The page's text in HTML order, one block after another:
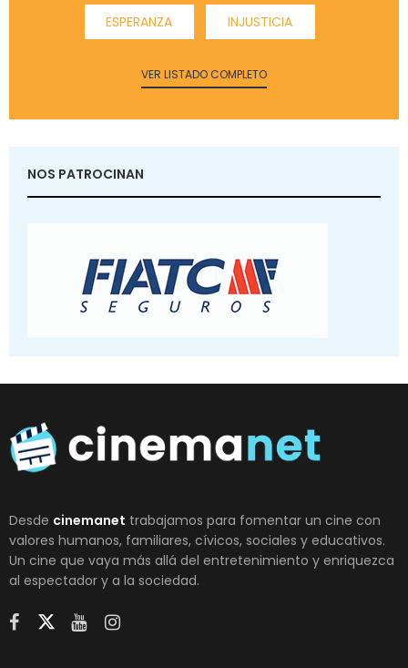
ESPERANZA INJUSTICIA
VER LISTADO COMPLETO
NOS PATROCINAN
Desde cinemanet trabajamos para fomentar un cine con
valores humanos, familiares, cívicos, sociales y educativos.
Un cine que vaya más allá del entretenimiento y enriquezca
al espectador y a la sociedad.